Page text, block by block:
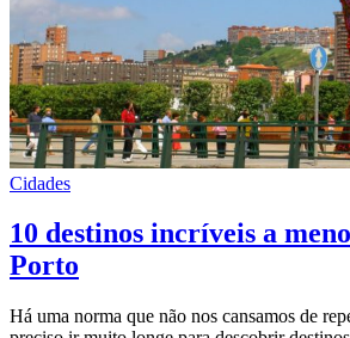
Cidades
10 destinos incríveis a
Porto
Há uma norma que não nos cansamos de